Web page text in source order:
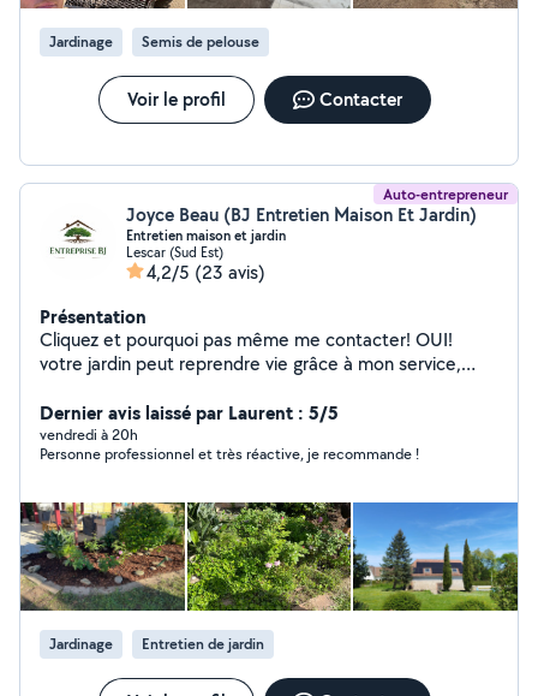
Jardinage Semis de pelouse
Voir le profil Contacter
Auto-entrepreneur
Joyce Beau (BJ Entretien Maison Et Jardin)
Entretien maison et jardin
Lescar (Sud Est)
4,2/5 (23 avis)
Présentation
Cliquez et pourquoi pas même me contacter! OUI!
votre jardin peut reprendre vie grâce à mon service,
Débroussaillage -Taillage de haie et d'arbustes -Élagage
abattage et étêtage d'arbres -Pose de clôture Ce n'est
pas fini, je vous propose également d'entretenir votre
Nettoyage et traitement de toiture -Petite maçonnerie
-Nettoyage des façades et des pignons Je suis aussi en
capacité de vous débarrasser de vos encombrants pour
vous aidez à voir plus claire. Je suis un entrepreneur
dynamique, ponctuel, respectueux et réactif. Je me
rend disponible pour ma clientèle Avec BJ entretien
maison et jardin votre maison et votre jardin, entre de
bonnes mains »
Dernier avis laissé par Laurent : 5/5
vendredi à 20h
Personne professionnel et très réactive, je recommande !
Jardinage Entretien de jardin